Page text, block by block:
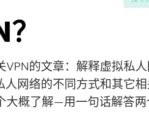
的文章：解释虚拟私
网络的不同方式和其它
大概了解—用一句话解答